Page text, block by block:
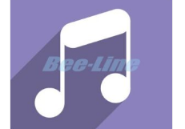
Scenarier
Skibe, både, søfart
Sommer
Sport
Spots